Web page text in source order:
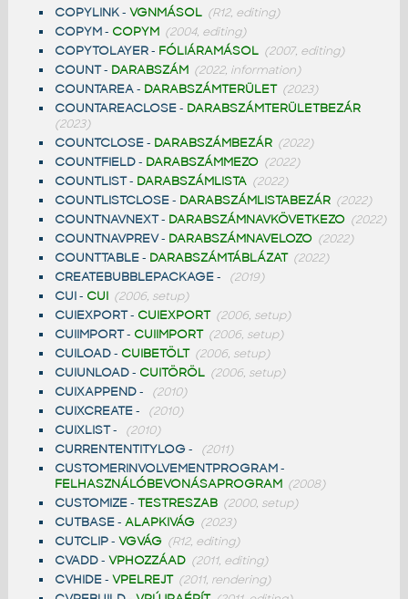
COPYLINK- VGNMÁSOL (R12, editing)
COPYM- COPYM (2004, editing)
COPYTOLAYER- FÓLIÁRAMÁSOL (2007, editing)
COUNT- DARABSZÁM (2022, information)
COUNTAREA- DARABSZÁMTERÜLET (2023)
COUNTAREACLOSE- DARABSZÁMTERÜLETBEZÁR
(2023)
COUNTCLOSE- DARABSZÁMBEZÁR (2022)
COUNTFIELD- DARABSZÁMMEZO (2022)
COUNTLIST- DARABSZÁMLISTA (2022)
COUNTLISTCLOSE- DARABSZÁMLISTABEZÁR (2022)
COUNTNAVNEXT- DARABSZÁMNAVKÖVETKEZO (2022)
COUNTNAVPREV- DARABSZÁMNAVELOZO (2022)
COUNTTABLE- DARABSZÁMTÁBLÁZAT (2022)
CREATEBUBBLEPACKAGE- (2019)
CUI- CUI (2006, setup)
CUIEXPORT- CUIEXPORT (2006, setup)
CUIIMPORT- CUIIMPORT (2006, setup)
CUILOAD- CUIBETÖLT (2006, setup)
CUIUNLOAD- CUITÖRÖL (2006, setup)
CUIXAPPEND- (2010)
CUIXCREATE- (2010)
CUIXLIST- (2010)
CURRENTENTITYLOG- (2011)
CUSTOMERINVOLVEMENTPROGRAM-
FELHASZNÁLÓBEVONÁSAPROGRAM (2008)
CUSTOMIZE- TESTRESZAB (2000, setup)
CUTBASE- ALAPKIVÁG (2023)
CUTCLIP- VGVÁG (R12, editing)
CVADD- VPHOZZÁAD (2011, editing)
CVHIDE- VPELREJT (2011, rendering)